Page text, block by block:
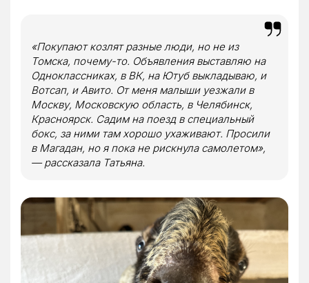
«Покупают козлят разные люди, но не из
Томска, почему-то. Объявления выставляю на
Одноклассниках, в ВК, на Ютуб выкладываю, и
Вотсап, и Авито. От меня малыши уезжали в
Москву, Московскую область, в Челябинск,
Красноярск. Садим на поезд в специальный
бокс, за ними там хорошо ухаживают. Просили
в Магадан, но я пока не рискнула самолетом»,
— рассказала Татьяна.